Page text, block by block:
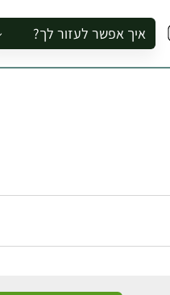
איך אפשר לעזור לך?
להזמין סיור לקבוצה